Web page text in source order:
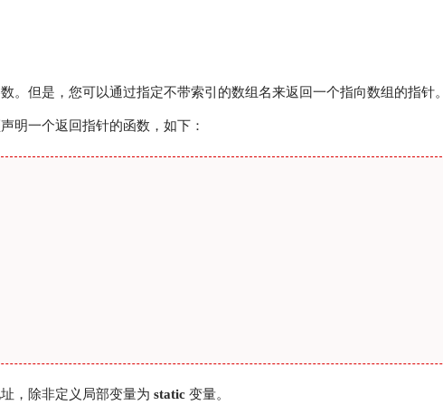
。但是，您可以通过指定不带索引的数组名来返回一个指向数组的指针。
明一个返回指针的函数，如下：
，除非定义局部变量为static 变量。